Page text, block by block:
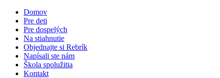
Domov
Pre deti
Pre dospelých
Na stiahnutie
Objednajte si Rebrík
Napísali ste nám
Škola spolužitia
Kontakt